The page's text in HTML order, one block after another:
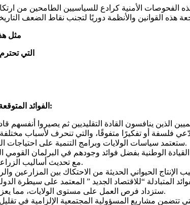
مثل
التي
الفوائد المتوقعة من النظام الفدرالي مع سيطرة الدولة على مواردها:
ستعتمد سياسات الولايات وبرامج التنمية على احتياجات الناس بمنهج عملي أكثر من السياسات المركزية.
مع تحديث أساليب الزراعة والإنتاج الحيواني، ستزدهر اقتصادات الولايات.
ستزداد فرص العمل على مستوى الولايات، مما يعزز الاقتصاد المحلي ويقلل من الهجرة الى المدن.